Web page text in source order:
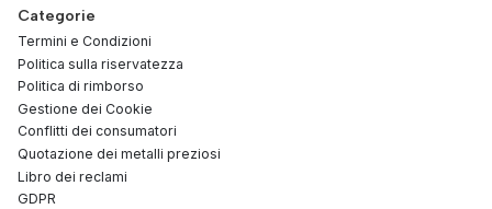
Categorie
Termini e Condizioni
Politica sulla riservatezza
Politica di rimborso
Gestione dei Cookie
Conflitti dei consumatori
Quotazione dei metalli preziosi
Libro dei reclami
GDPR